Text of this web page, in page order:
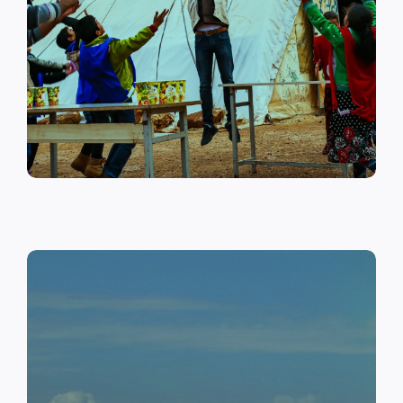
على أهمية حماية الطفل وإنشاء
مراكز لبناء القدرات والتوعية
الصحية والنفسية.
اقرأ المزيد